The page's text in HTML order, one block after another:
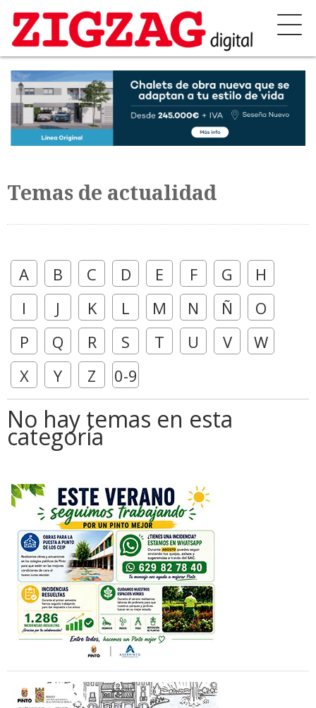
Temas de actualidad
A B C D E F G
H
I
J K L M N Ñ
O
P
Q R S T U V
W
X
Y Z 0-9
No hay temas en esta
categoría